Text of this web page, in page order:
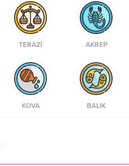
TERAZI AKREP
KOVA BALIK